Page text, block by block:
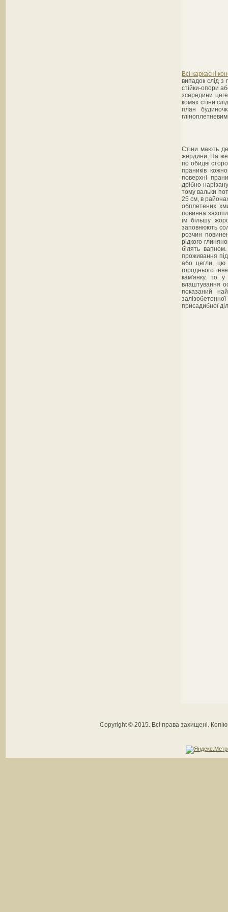
Всі каркасні
випадок слід з
стійки-опори
зсередини
комах стіни
план
Стіни мають
жердини. На
по обидві
праників
поверхні
дрібно
тому вальки
25 см, в
обплетених
повинна
їм більшу
заповнюють
розчин
рідкого
білять
проживання
або цегли, цю
городнього
кам'янку, то у
влаштування
показаний
присадибної
Copyright © 2015. Всі права захищені.